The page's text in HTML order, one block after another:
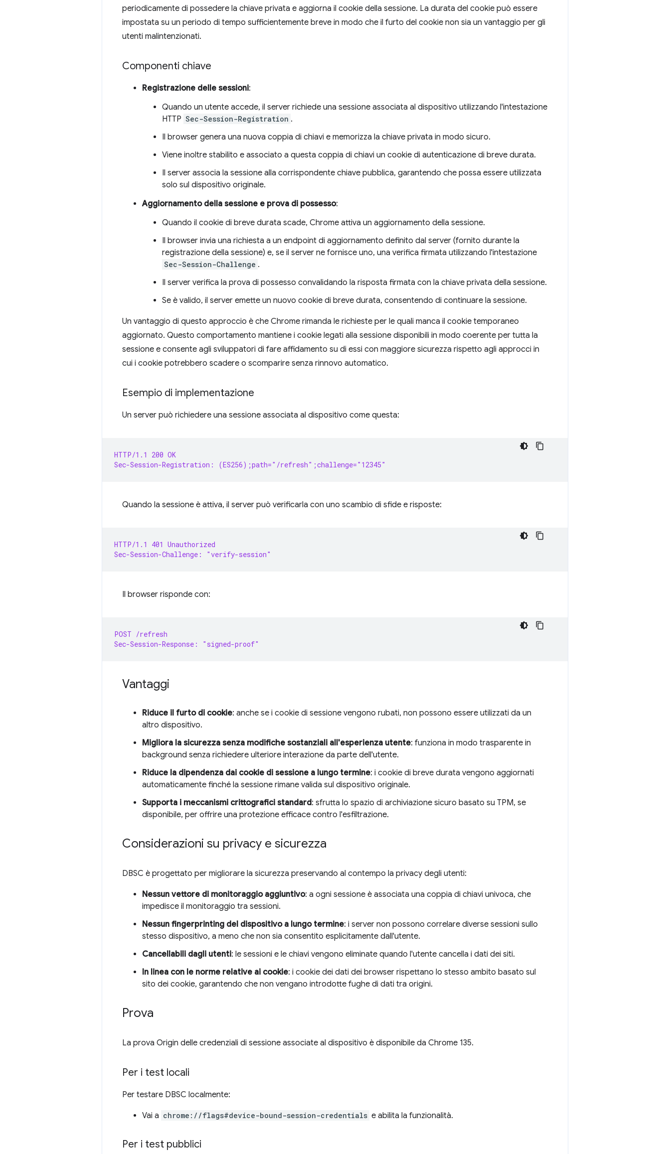
periodicamente di possedere la chiave privata e aggiorna il cookie della sessione. La durata del cookie può essere
impostata su un periodo di tempo sufficientemente breve in modo che il furto del cookie non sia un vantaggio per gli
utenti malintenzionati.
Componenti chiave
Registrazione delle sessioni:
Quando un utente accede, il server richiede una sessione associata al dispositivo utilizzando l'intestazione
HTTP Sec-Session-Registration .
Il browser genera una nuova coppia di chiavi e memorizza la chiave privata in modo sicuro.
Viene inoltre stabilito e associato a questa coppia di chiavi un cookie di autenticazione di breve durata.
Il server associa la sessione alla corrispondente chiave pubblica, garantendo che possa essere utilizzata
solo sul dispositivo originale.
Aggiornamento della sessione e prova di possesso:
Quando il cookie di breve durata scade, Chrome attiva un aggiornamento della sessione.
Il browser invia una richiesta a un endpoint di aggiornamento definito dal server (fornito durante la
registrazione della sessione) e, se il server ne fornisce uno, una verifica firmata utilizzando l'intestazione
Sec-Session-Challenge .
Il server verifica la prova di possesso convalidando la risposta firmata con la chiave privata della sessione.
Se è valido, il server emette un nuovo cookie di breve durata, consentendo di continuare la sessione.
Un vantaggio di questo approccio è che Chrome rimanda le richieste per le quali manca il cookie temporaneo
aggiornato. Questo comportamento mantiene i cookie legati alla sessione disponibili in modo coerente per tutta la
sessione e consente agli sviluppatori di fare affidamento su di essi con maggiore sicurezza rispetto agli approcci in
cui i cookie potrebbero scadere o scomparire senza rinnovo automatico.
Esempio di implementazione
Un server può richiedere una sessione associata al dispositivo come questa:
HTTP/1.1 200 OK
Sec-Session-Registration: (ES256);path="/refresh";challenge="12345"
Quando la sessione è attiva, il server può verificarla con uno scambio di sfide e risposte:
HTTP/1.1 401 Unauthorized
Sec-Session-Challenge: "verify-session"
Il browser risponde con:
POST /refresh
Sec-Session-Response: "signed-proof"
Vantaggi
Riduce il furto di cookie: anche se i cookie di sessione vengono rubati, non possono essere utilizzati da un
altro dispositivo.
Migliora la sicurezza senza modifiche sostanziali all'esperienza utente: funziona in modo trasparente in
background senza richiedere ulteriore interazione da parte dell'utente.
Riduce la dipendenza dai cookie di sessione a lungo termine: i cookie di breve durata vengono aggiornati
automaticamente finché la sessione rimane valida sul dispositivo originale.
Supporta i meccanismi crittografici standard: sfrutta lo spazio di archiviazione sicuro basato su TPM, se
disponibile, per offrire una protezione efficace contro l'esfiltrazione.
Considerazioni su privacy e sicurezza
DBSC è progettato per migliorare la sicurezza preservando al contempo la privacy degli utenti:
Nessun vettore di monitoraggio aggiuntivo: a ogni sessione è associata una coppia di chiavi univoca, che
impedisce il monitoraggio tra sessioni.
Nessun fingerprinting del dispositivo a lungo termine: i server non possono correlare diverse sessioni sullo
stesso dispositivo, a meno che non sia consentito esplicitamente dall'utente.
Cancellabili dagli utenti: le sessioni e le chiavi vengono eliminate quando l'utente cancella i dati dei siti.
In linea con le norme relative ai cookie: i cookie dei dati dei browser rispettano lo stesso ambito basato sul
sito dei cookie, garantendo che non vengano introdotte fughe di dati tra origini.
Prova
La prova Origin delle credenziali di sessione associate al dispositivo è disponibile da Chrome 135.
Per i test locali
Per testare DBSC localmente:
Vai a chrome://flags#device-bound-session-credentials e abilita la funzionalità.
Per i test pubblici